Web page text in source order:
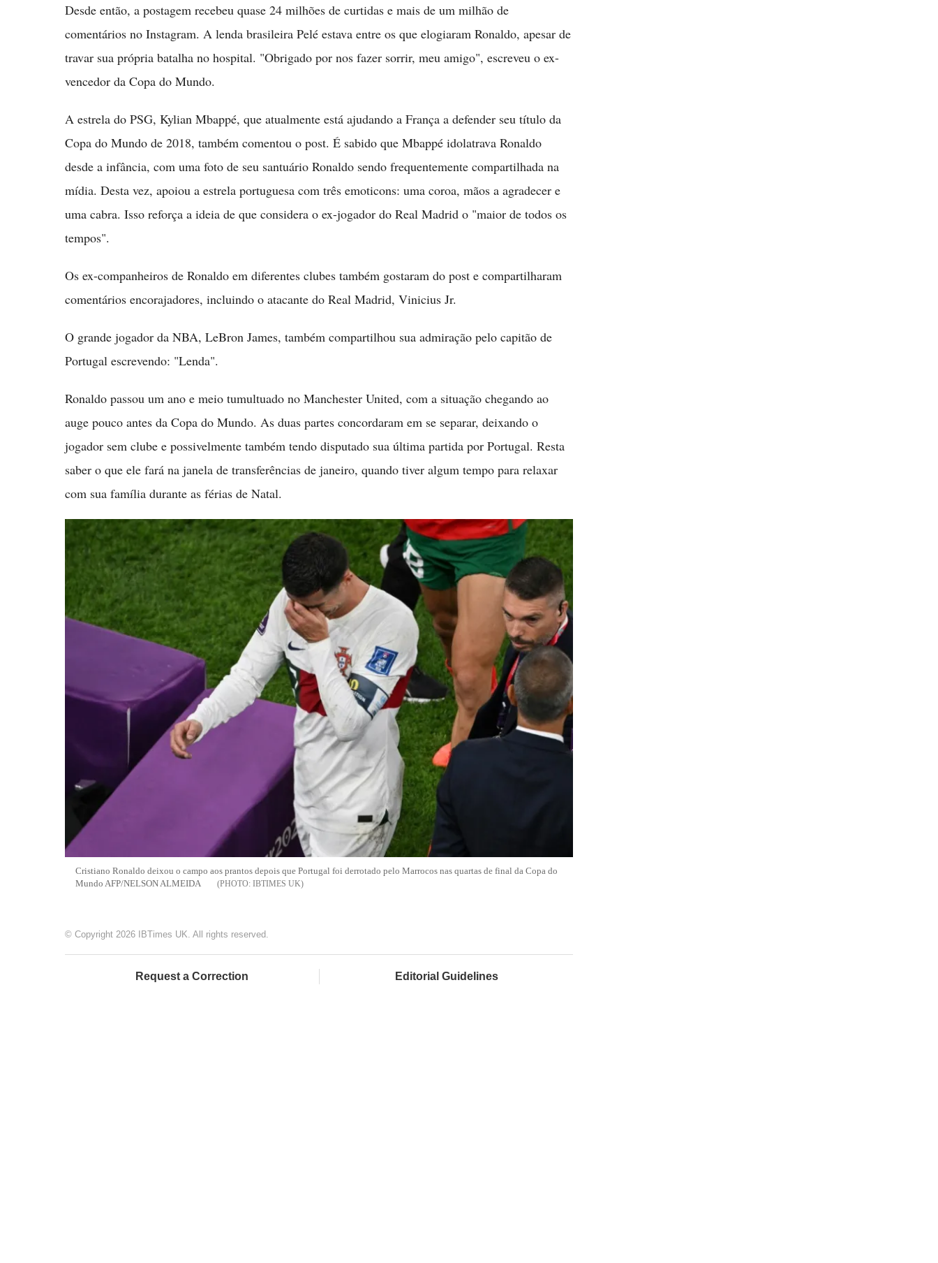
Desde então, a postagem recebeu quase 24 milhões de curtidas e mais de um milhão de
comentários no Instagram. A lenda brasileira Pelé estava entre os que elogiaram Ronaldo, apesar de
travar sua própria batalha no hospital. "Obrigado por nos fazer sorrir, meu amigo", escreveu o ex-
vencedor da Copa do Mundo.
A estrela do PSG, Kylian Mbappé, que atualmente está ajudando a França a defender seu título da
Copa do Mundo de 2018, também comentou o post. É sabido que Mbappé idolatrava Ronaldo
desde a infância, com uma foto de seu santuário Ronaldo sendo frequentemente compartilhada na
mídia. Desta vez, apoiou a estrela portuguesa com três emoticons: uma coroa, mãos a agradecer e
uma cabra. Isso reforça a ideia de que considera o ex-jogador do Real Madrid o "maior de todos os
tempos".
Os ex-companheiros de Ronaldo em diferentes clubes também gostaram do post e compartilharam
comentários encorajadores, incluindo o atacante do Real Madrid, Vinicius Jr.
O grande jogador da NBA, LeBron James, também compartilhou sua admiração pelo capitão de
Portugal escrevendo: "Lenda".
Ronaldo passou um ano e meio tumultuado no Manchester United, com a situação chegando ao
auge pouco antes da Copa do Mundo. As duas partes concordaram em se separar, deixando o
jogador sem clube e possivelmente também tendo disputado sua última partida por Portugal. Resta
saber o que ele fará na janela de transferências de janeiro, quando tiver algum tempo para relaxar
com sua família durante as férias de Natal.
Cristiano Ronaldo deixou o campo aos prantos depois que Portugal foi derrotado pelo Marrocos nas quartas de final da Copa do
Mundo AFP/NELSON ALMEIDA
IBTIMES UK
© Copyright 2026 IBTimes UK. All rights reserved.
Request a Correction Editorial Guidelines